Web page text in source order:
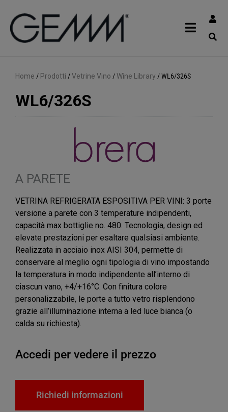
Home / Prodotti /Vetrine Vino /Wine Library /WL6/326S
WL6/326S
A PARETE
VETRINA REFRIGERATA ESPOSITIVA PER VINI: 3 porte
versione a parete con 3 temperature indipendenti,
capacità max bottiglie no. 480. Tecnologia, design ed
elevate prestazioni per esaltare qualsiasi ambiente.
Realizzata in acciaio inox AISI 304, permette di
conservare al meglio ogni tipologia di vino impostando
la temperatura in modo indipendente all’interno di
ciascun vano, +4/+16°C. Con finitura colore
personalizzabile, le porte a tutto vetro risplendono
grazie all’illuminazione interna a led luce bianca (o
calda su richiesta).
Accedi per vedere il prezzo
Richiedi informazioni